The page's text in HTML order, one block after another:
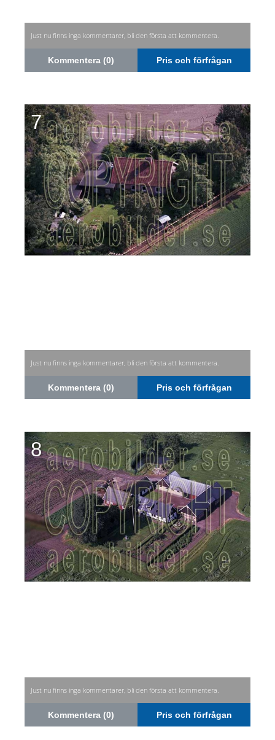
Just nu finns inga kommentarer, bli den första att kommentera.
Kommentera (0) Pris och förfrågan
7
Just nu finns inga kommentarer, bli den första att kommentera.
Kommentera (0) Pris och förfrågan
8
Just nu finns inga kommentarer, bli den första att kommentera.
Kommentera (0) Pris och förfrågan